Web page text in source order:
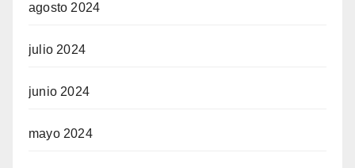
agosto 2024
julio 2024
junio 2024
mayo 2024